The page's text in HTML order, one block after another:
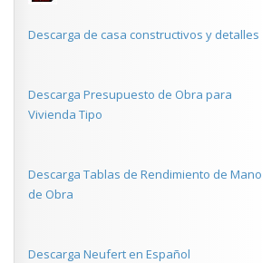
Descarga de casa constructivos y detalles
Descarga Presupuesto de Obra para
Vivienda Tipo
Descarga Tablas de Rendimiento de Mano
de Obra
Descarga Neufert en Español